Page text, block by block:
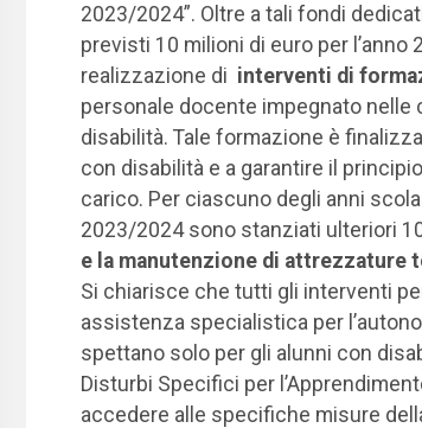
2023/2024”. Oltre a tali fondi
previsti 10 milioni di euro per l’anno
realizzazione di interventi di
personale docente impegnato nelle
disabilità. Tale formazione è
con disabilità e a garantire il
carico. Per ciascuno degli anni
2023/2024 sono stanziati ulteriori
e la manutenzione di attrezzature
Si chiarisce che tutti gli interventi
assistenza specialistica per
spettano solo per gli alunni con
Disturbi Specifici per
accedere alle specifiche misure